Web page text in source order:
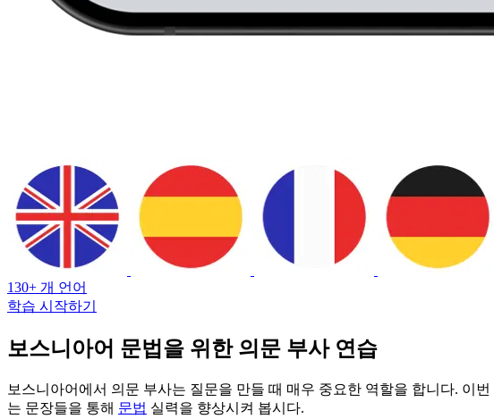
130+ 개 언어
학습 시작하기
보스니아어 문법을 위한 의문 부사 연습
보스니아어에서 의문 부사는 질문을 만들 때 매우 중요한 역할을 합니다. 이번
는 문장들을 통해 문법 실력을 향상시켜 봅시다.